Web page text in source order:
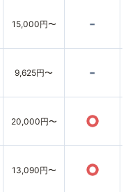
15,000円〜 -
9,625円〜 -
20,000円〜 ○
13,090円〜 ○